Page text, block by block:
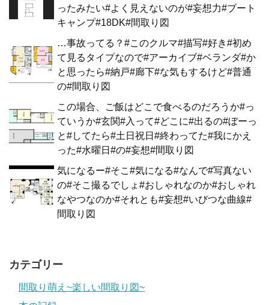
ったみたい#よく見えないのが#妄想力#ブート
キャンプ#18DK#間取り図
…事故ってる？#このクルマ#描写#好き#初め
て見るタイプなので#アーカイブ#ベランダ#か
と思ったら#納戸#廊下#な気もするけど#普通
の#間取り図
この場合、ご飯はどこで食べるのだろうか#っ
ていうか#玄関#入って#どこに#出るの#ぼーっ
と#してたら#土日祝日#終わってた#我にかえ
った#水曜日#の#妄想#間取り図
気になるー#そこ#気になる#なんで#写真ない
の#そこ撮るでしょ#おしゃれなのか#おしゃれ
なやつなのか#それとも#妄想#いびつな曲線#
間取り図
カテゴリー
間取り萌え~楽しい間取り図~